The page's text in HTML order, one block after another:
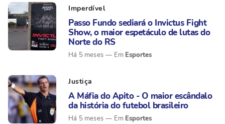
Imperdível
Passo Fundo sediará o Invictus Fight
Show, o maior espetáculo de lutas do
Norte do RS
Há 5 meses Esportes
Justiça
A Máfia do Apito - O maior escândalo
da história do futebol brasileiro
Há 5 meses Esportes